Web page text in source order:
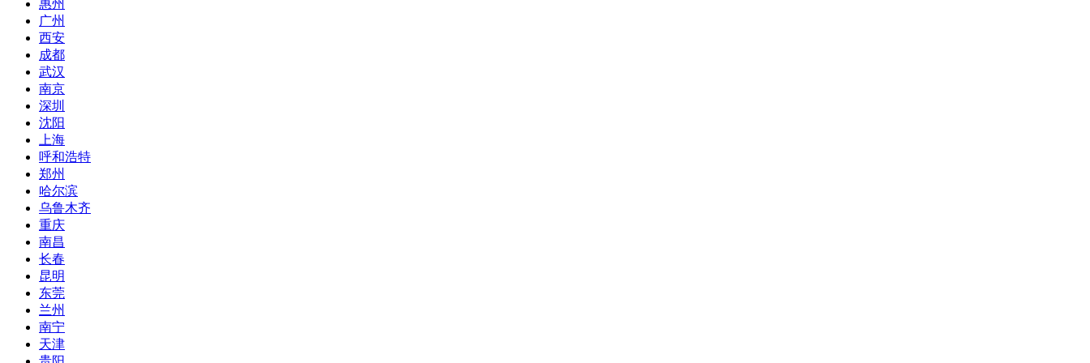
惠州
广州
西安
成都
武汉
南京
深圳
沈阳
上海
呼和浩特
郑州
哈尔滨
乌鲁木齐
重庆
南昌
长春
昆明
东莞
兰州
南宁
天津